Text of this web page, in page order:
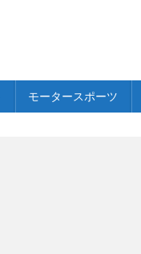
モータースポーツ